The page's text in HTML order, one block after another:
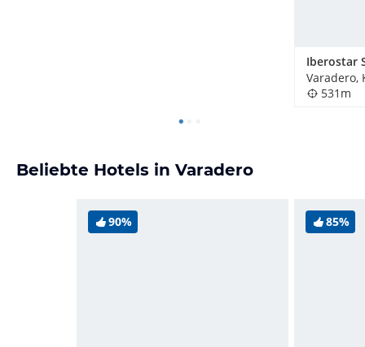
Varadero,
531m
Beliebte Hotels in Varadero
90% 85%